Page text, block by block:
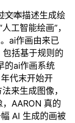
编辑
文本描述生成绘
工智能绘画”，
ai作画由来已
括基于规则的
的ai作画系统
代末开始开
来生成图像，
AARON 真的
AI 生成的画被